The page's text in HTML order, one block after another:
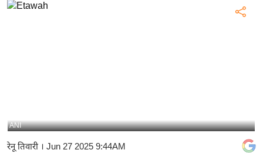
ष्ट्री
बि
ANI
रेनू तिवारी । Jun 27 2025 9:44AM